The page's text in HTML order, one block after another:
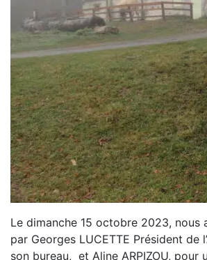
Le dimanche 15 octobre 2023, nous
par Georges LUCETTE Président de
son bureau, et Aline ARPIZOU, pour